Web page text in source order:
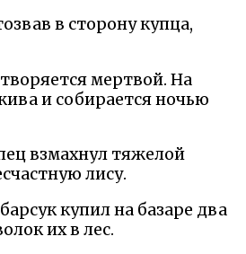
в сторону купца,
мертвой. На
и собирается ночью
взмахнул тяжелой
лису.
купил на базаре два
их в лес.